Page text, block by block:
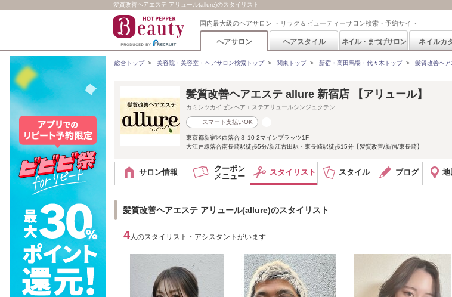
髪質改善ヘアエステ アリュール(allure)のスタイリスト
国内最大級のヘアサロン ・リラク＆ビューティーサロン検索・予約サイト
ヘアサロン ヘアスタイル ネイル・まつげサロン ネイルカ
総合トップ> 美容院・美容室・ヘアサロン検索トップ> 関東トップ> 新宿・高田馬場・代々木トップ> 髪質改善ヘ
髪質改善ヘアエステ allure 新宿店 【アリュール】
カミシツカイゼンヘアエステアリュールシンジュクテン
スマート支払いOK
東京都新宿区西落合３-10-2マインプラッツ1F
大江戸線落合南長崎駅徒歩5分/新江古田駅・東長崎駅徒歩15分【髪質改善/新宿/東長崎】
サロン情報
クーポン
メニュー
スタイリスト スタイル ブログ 地
髪質改善ヘアエステ アリュール(allure)のスタイリスト
4 人のスタイリスト・アシスタントがいます